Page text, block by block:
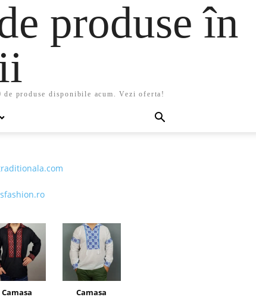
produse în
produse disponibile acum. Vezi oferta!
Camasa
Camasa